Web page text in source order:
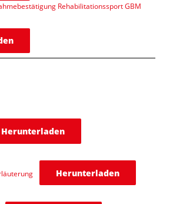
Rehabilitationssport GBM
Herunterladen
Herunterladen